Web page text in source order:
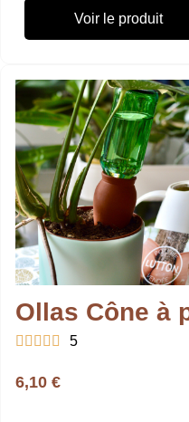
Voir le produit
     5
6,10 €